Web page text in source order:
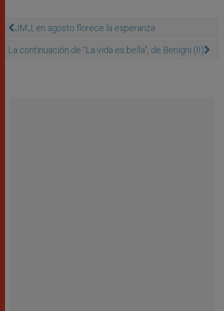
JMJ, en agosto florece la esperanza
La continuación de “La vida es bella”, de Benigni (II)